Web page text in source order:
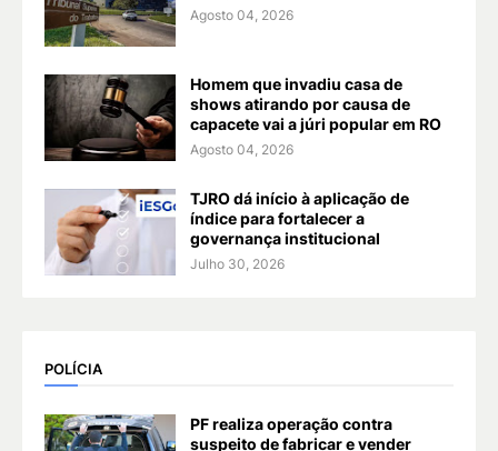
Agosto 04, 2026
Homem que invadiu casa de
shows atirando por causa de
capacete vai a júri popular em RO
Agosto 04, 2026
TJRO dá início à aplicação de
índice para fortalecer a
governança institucional
Julho 30, 2026
POLÍCIA
PF realiza operação contra
suspeito de fabricar e vender